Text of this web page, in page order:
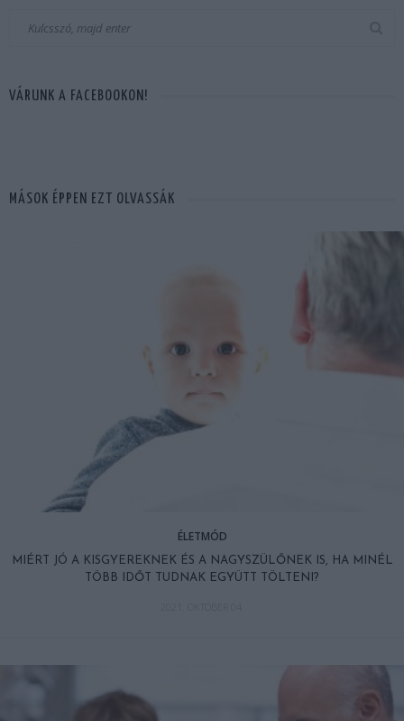
VÁRUNK A FACEBOOKON!
MÁSOK ÉPPEN EZT OLVASSÁK
ÉLETMÓD
MIÉRT JÓ A KISGYEREKNEK ÉS A NAGYSZÜLŐNEK IS, HA MINÉL
TÖBB IDŐT TUDNAK EGYÜTT TÖLTENI?